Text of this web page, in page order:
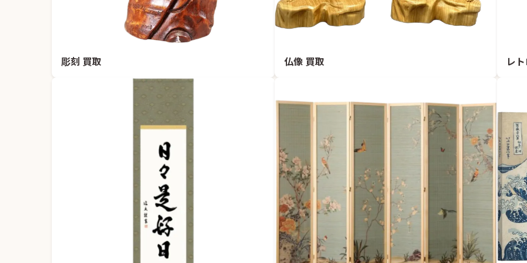
彫刻 買取 仏像 買取 レ